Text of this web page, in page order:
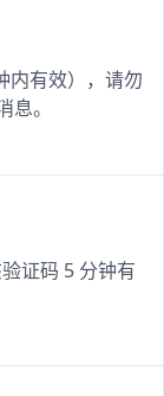
内有效），请勿
。
证码 5 分钟有